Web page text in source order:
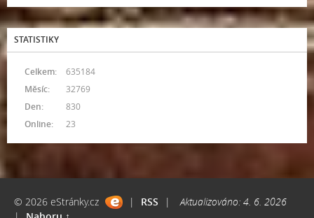
STATISTIKY
Online: 23
Celkem:
635184
Měsíc:
32769
Den:
830
© 2026 eStránky.cz | RSS |
Aktualizováno: 4. 6. 2026